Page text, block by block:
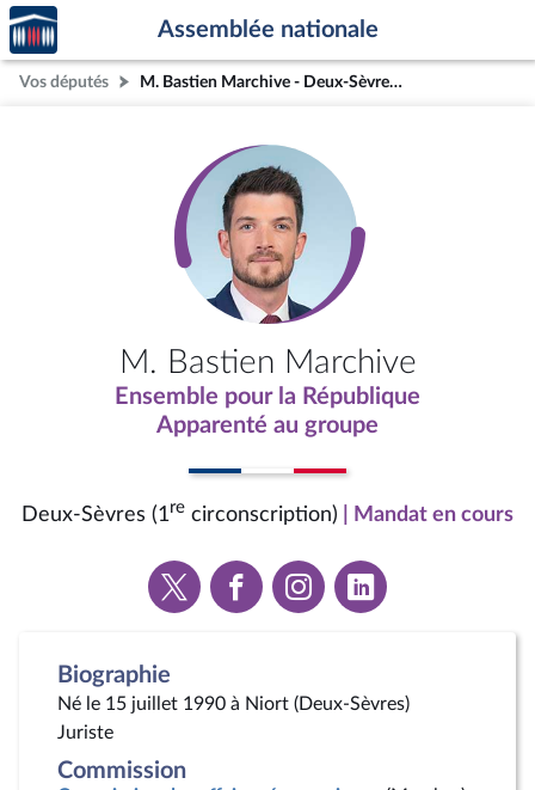
Aller au contenu
Aller en bas de la page
Accèder
à la
page
d'accueil
Assemblée nationale
Vos députés M. Bastien Marchive - Deux-Sèvres (1re circonscription)
M. Bastien Marchive
Ensemble pour la République
Apparenté au groupe
Deux-Sèvres (1re circonscription) | Mandat en cours
Voir
la
Voir
la
Voir
la
Voir
la
Biographie
Né le 15 juillet 1990 à Niort (Deux-Sèvres)
Juriste
Commission